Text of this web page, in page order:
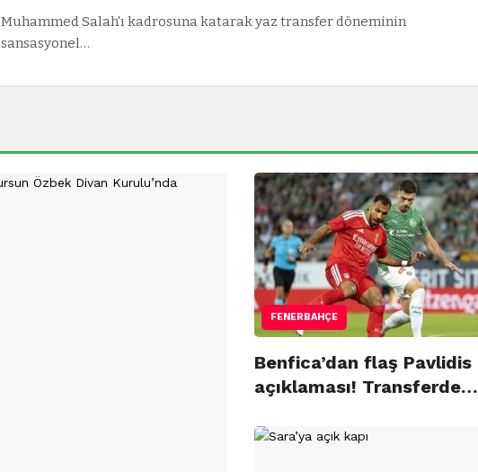
Muhammed Salah'ı kadrosuna katarak yaz transfer döneminin
sansasyonel…
FENERBAHÇE
Benfica’dan flaş Pavlidis
açıklaması! Transferde…